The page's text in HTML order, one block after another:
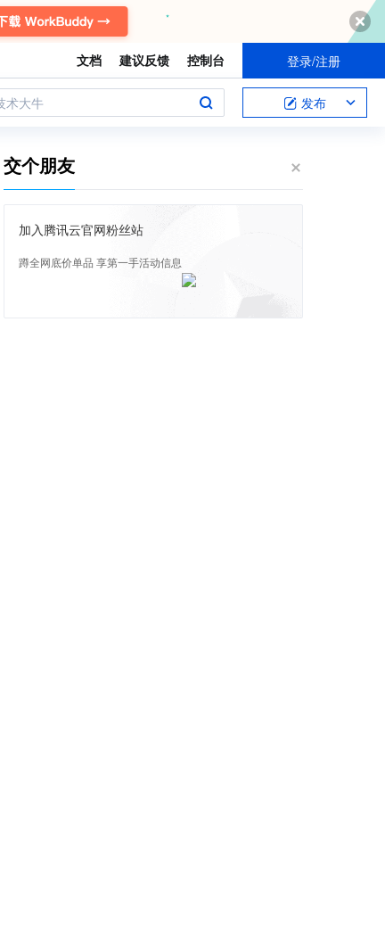
文档 建议反馈 控制台 登录/注册
术大牛 发布
交个朋友
加入腾讯云官网粉丝站
蹲全网底价单品 享第一手活动信息